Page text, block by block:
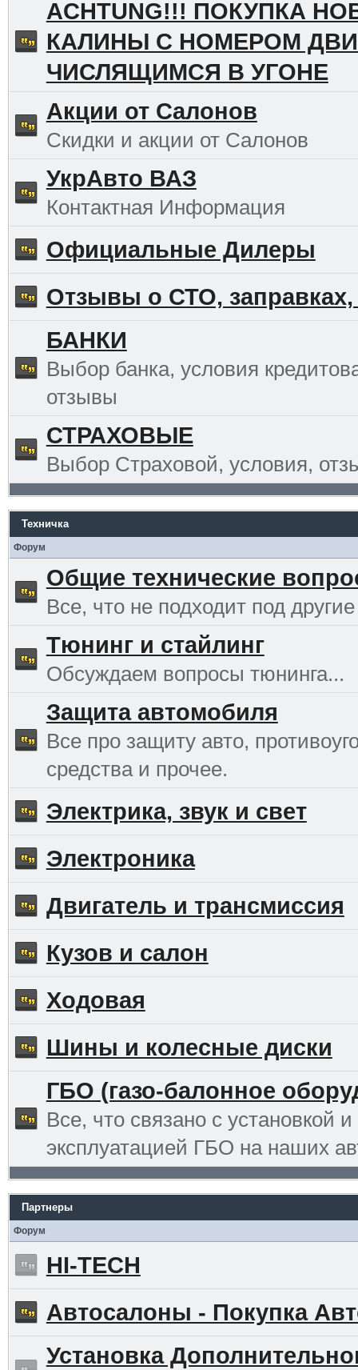
ACHTUNG!!! ПОКУПКА
КАЛИНЫ С НОМЕРОМ
ЧИСЛЯЩИМСЯ В УГОНЕ
Акции от Салонов
Скидки и акции от Салонов
УкрАвто ВАЗ
Контактная Информация
Официальные Дилеры
Отзывы о СТО, заправках,
БАНКИ
Выбор банка, условия
отзывы
СТРАХОВЫЕ
Выбор Страховой, условия,
Техничка
Форум
Общие технические
Все, что не подходит под другие
Тюнинг и стайлинг
Обсуждаем вопросы тюнинга...
Защита автомобиля
Все про защиту авто,
средства и прочее.
Электрика, звук и свет
Электроника
Двигатель и трансмиссия
Кузов и салон
Ходовая
Шины и колесные диски
ГБО (газо-балонное
Все, что связано с установкой и
эксплуатацией ГБО на наших
Партнеры
Форум
HI-TECH
Автосалоны - Покупка
Установка